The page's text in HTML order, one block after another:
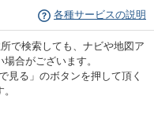
各種サービスの説明
で検索しても、ナビや地図ア
合がございます。
見る」のボタンを押して頂く